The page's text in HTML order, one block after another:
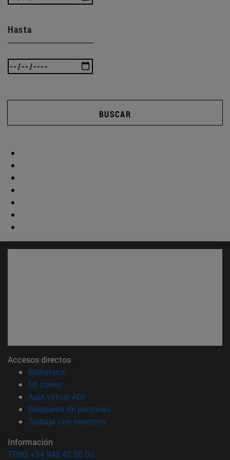
Hasta
BUSCAR
Accesos directos
Biblioteca
Mi correo(abre en nueva ventana)
Aula virtual ADI
Búsqueda de personas(abre en nueva ventana)
Trabaja con nosotros(abre en nueva ventana)
Información
TFNO +34 948 42 56 00